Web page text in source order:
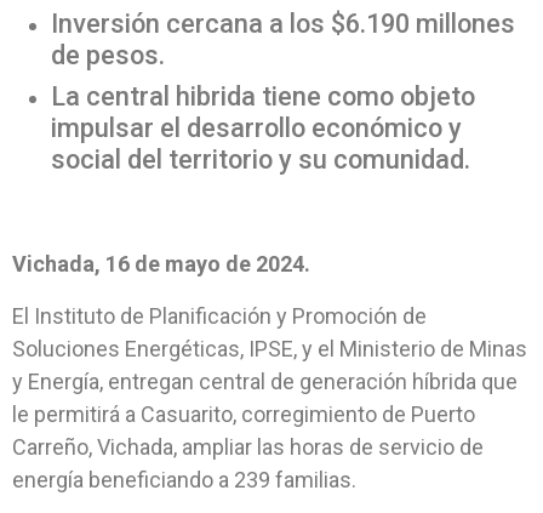
Inversión cercana a los $6.190 millones
de pesos.
La central hibrida tiene como objeto
impulsar el desarrollo económico y
social del territorio y su comunidad.
Vichada, 16 de mayo de 2024.
El Instituto de Planificación y Promoción de
Soluciones Energéticas, IPSE, y el Ministerio de Minas
y Energía, entregan central de generación híbrida que
le permitirá a Casuarito, corregimiento de Puerto
Carreño, Vichada, ampliar las horas de servicio de
energía beneficiando a 239 familias.